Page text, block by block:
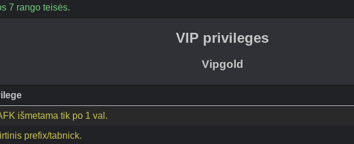
7 rango teisės.
VIP privileges
Vipgold
išmetama tik po 1 val.
prefix/tabnick.